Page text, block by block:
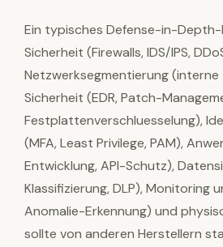
Ein typisches Defense-in-
Sicherheit (Firewalls, IDS/IPS,
Netzwerksegmentierung
Sicherheit (EDR, Patch-
Festplattenverschluesselung),
(MFA, Least Privilege, PAM),
Entwicklung, API-Schutz),
Klassifizierung, DLP), Monitoring
Anomalie-Erkennung) und
sollte von anderen Herstellern